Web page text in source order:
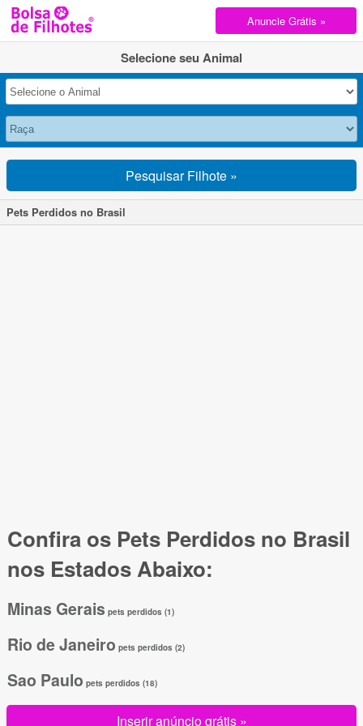
Anuncie Grátis »
Selecione seu Animal
Pesquisar Filhote »
Pets Perdidos no Brasil
Confira os Pets Perdidos no Brasil
nos Estados Abaixo:
Minas Gerais pets perdidos (1)
Rio de Janeiro pets perdidos (2)
Sao Paulo pets perdidos (18)
Inserir anúncio grátis »